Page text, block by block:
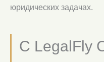
юридических задачах.
С LegalFly